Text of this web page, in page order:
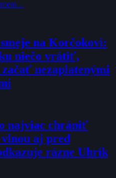
na Korčokovi:
niečo vrátiť,
nezaplatenými
najviac chrániť
aj pred
rázne Uhrík